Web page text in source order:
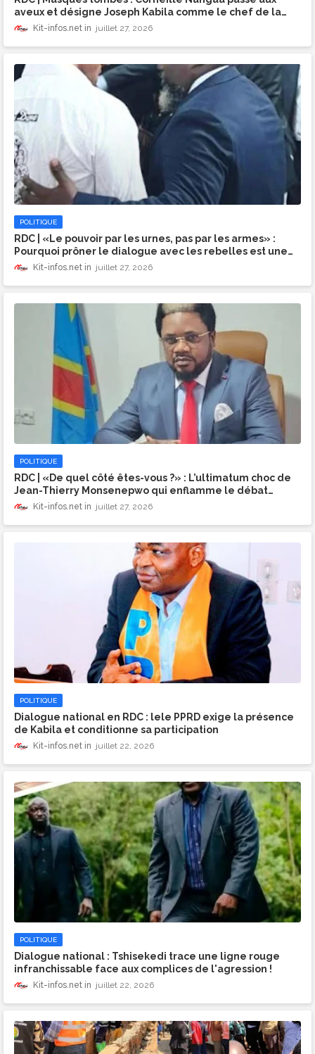
aveux et désigne Joseph Kabila comme le chef de la
rébellion
Kit-infos.net juillet 27, 2026
POLITIQUE
RDC | ​«Le pouvoir par les urnes, pas par les armes» :
Pourquoi prôner le dialogue avec les rebelles est une
faute morale et politique
Kit-infos.net juillet 27, 2026
POLITIQUE
RDC | «De quel côté êtes-vous ?» : L’ultimatum choc de
Jean-Thierry Monsenepwo qui enflamme le débat
politique
Kit-infos.net juillet 27, 2026
POLITIQUE
Dialogue national en RDC : lele PPRD exige la présence
de Kabila et conditionne sa participation
Kit-infos.net juillet 22, 2026
POLITIQUE
​Dialogue national : Tshisekedi trace une ligne rouge
infranchissable face aux complices de l'agression !
Kit-infos.net juillet 22, 2026